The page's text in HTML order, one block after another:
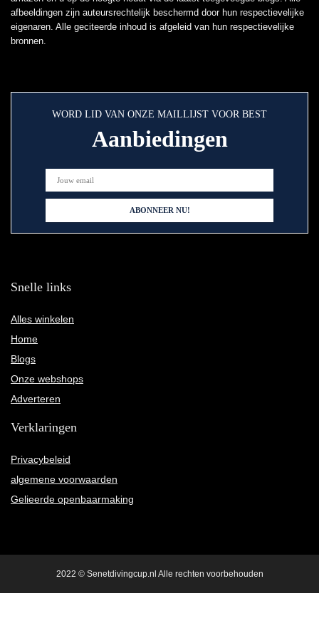
afbeeldingen zijn auteursrechtelijk beschermd door hun respectievelijke
eigenaren. Alle geciteerde inhoud is afgeleid van hun respectievelijke
bronnen.
WORD LID VAN ONZE MAILLIJST VOOR BEST
Aanbiedingen
Snelle links
Alles winkelen
Home
Blogs
Onze webshops
Adverteren
Verklaringen
Privacybeleid
algemene voorwaarden
Gelieerde openbaarmaking
2022 © Senetdivingcup.nl Alle rechten voorbehouden